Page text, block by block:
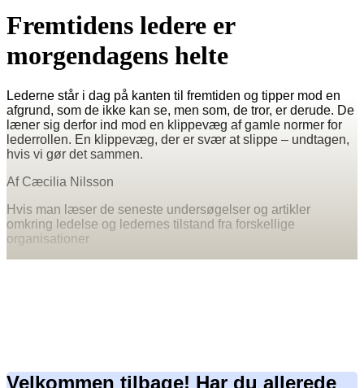
Fremtidens ledere er
morgendagens helte
Lederne står i dag på kanten til fremtiden og tipper mod en
afgrund, som de ikke kan se, men som, de tror, er derude. De
læner sig derfor ind mod en klippevæg af gamle normer for
lederrollen. En klippevæg, der er svær at slippe – undtagen,
hvis vi gør det sammen.
Af Cæcilia Nilsson
Hvis man læser de seneste undersøgelser og artikler
omkring ledelse og ledernes tilstand fra forskellige
organisationer
Velkommen tilbage! Har du allerede